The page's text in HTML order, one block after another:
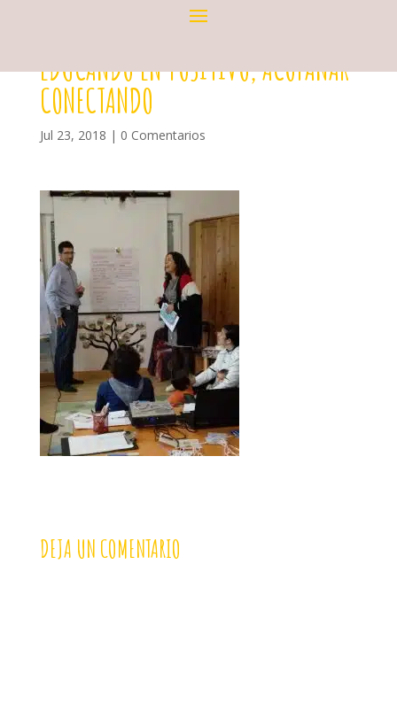
EDUCANDO EN POSITIVO, ACOPAÑAR
CONECTANDO
Jul 23, 2018 | 0 Comentarios
DEJA UN COMENTARIO